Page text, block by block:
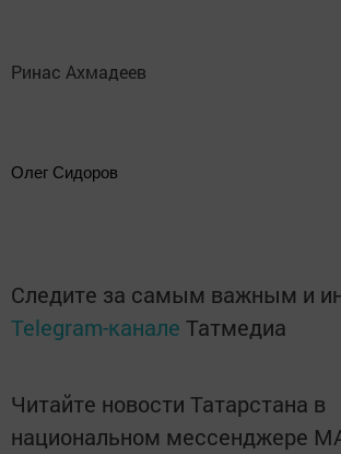
Ринас Ахмадеев
Олег Сидоров
Следите за самым важным и
Telegram-канале Татмедиа
Читайте новости Татарстана в
национальном мессенджере